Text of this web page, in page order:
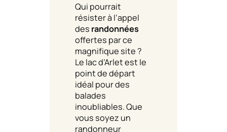
Qui pourrait
résister à l’appel
des randonnées
offertes par ce
magnifique site ?
Le lac d’Arlet est le
point de départ
idéal pour des
balades
inoubliables. Que
vous soyez un
randonneur